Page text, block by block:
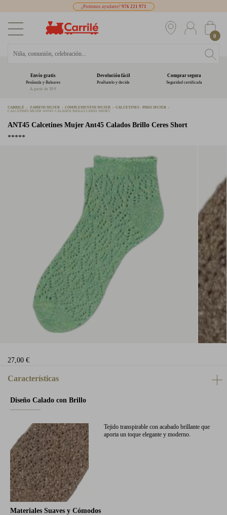
¿Podemos ayudarte? 976 221 971
0
Envío gratis
Península y Baleares
A partir de 39 €
Devolución fácil
Pruébatelo y decide
Comprar segura
Seguridad certificada
CARRILÉ ZAPATOS MUJER COMPLEMENTOS MUJER
CALCETINES - PIKIS MUJER
CALCETINES MUJER ANT45 CALADOS BRILLO CERES SHORT
ANT45 Calcetines Mujer Ant45 Calados Brillo Ceres Short
*****
27,00 €
Características
Diseño Calado con Brillo
Tejido transpirable con acabado brillante que
aporta un toque elegante y moderno.
Materiales Suaves y Cómodos